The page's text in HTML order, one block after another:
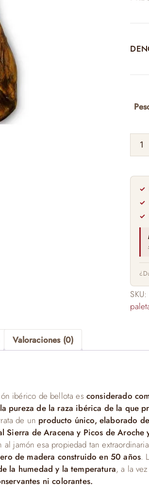
Jamón
100%
de
Lazo
SKU:
Valoraciones (0)
ibérico de bellota es considerado
pureza de la raza ibérica de la que
de un producto único, elaborado
Sierra de Aracena y Picos de Aroche
al jamón esa propiedad tan
de madera construido en 50 años.
la humedad y la temperatura, a la
ni colorantes.